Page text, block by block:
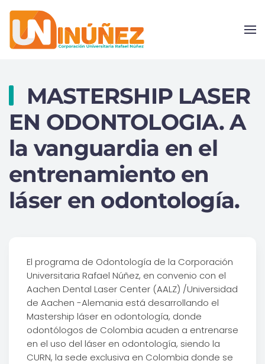
Skip to main content
MASTERSHIP LASER
EN ODONTOLOGIA. A
la vanguardia en el
entrenamiento en
láser en odontología.
El programa de Odontología de la Corporación
Universitaria Rafael Núñez, en convenio con el
Aachen Dental Laser Center (AALZ) /Universidad
de Aachen -Alemania está desarrollando el
Mastership láser en odontología, donde
odontólogos de Colombia acuden a entrenarse
en el uso del láser en odontología, siendo la
CURN, la sede exclusiva en Colombia donde se